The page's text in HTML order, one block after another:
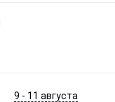
9 - 11 августа